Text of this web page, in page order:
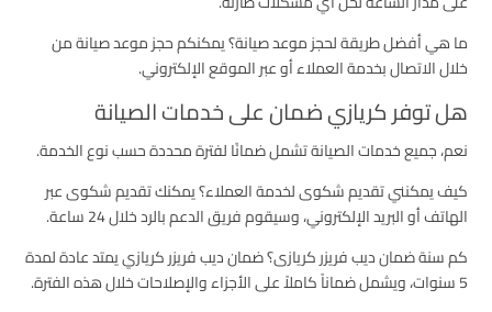
ما هي أفضل طريقة لحجز موعد صيانة؟ يمكنكم حجز موعد صيانة من
خلال الاتصال بخدمة العملاء أو عبر الموقع الإلكتروني.
هل توفر كريازي ضمان على خدمات الصيانة
نعم، جميع خدمات الصيانة تشمل ضمانًا لفترة محددة حسب نوع الخدمة.
كيف يمكنني تقديم شكوى لخدمة العملاء؟ يمكنك تقديم شكوى عبر
الهاتف أو البريد الإلكتروني، وسيقوم فريق الدعم بالرد خلال 24 ساعة.
كم سنة ضمان ديب فريزر كريازى؟ ضمان ديب فريزر كريازي يمتد عادة لمدة
5 سنوات، ويشمل ضماناً كاملاً على الأجزاء والإصلاحات خلال هذه الفترة.